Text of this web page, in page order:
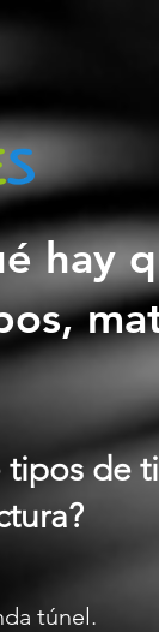
hay
tipos de
túnel.